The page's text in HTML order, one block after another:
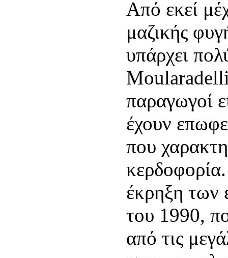
Από εκεί
μαζικής
υπάρχει
παραγωγοί
έχουν
που
έκρηξη των
του 1990,
από τις